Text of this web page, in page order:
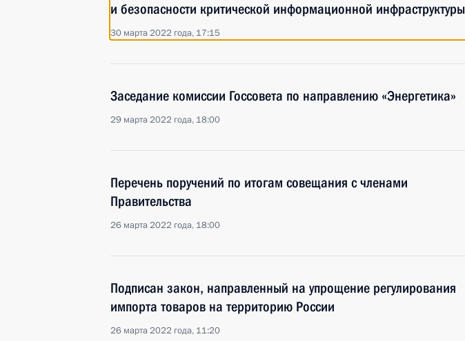
и безопасности критической информационной инфраструктуры
30 марта 2022 года, 17:15
Заседание комиссии Госсовета по направлению «Энергетика»
29 марта 2022 года, 18:00
Перечень поручений по итогам совещания с членами
Правительства
26 марта 2022 года, 18:00
Подписан закон, направленный на упрощение регулирования
импорта товаров на территорию России
26 марта 2022 года, 11:20